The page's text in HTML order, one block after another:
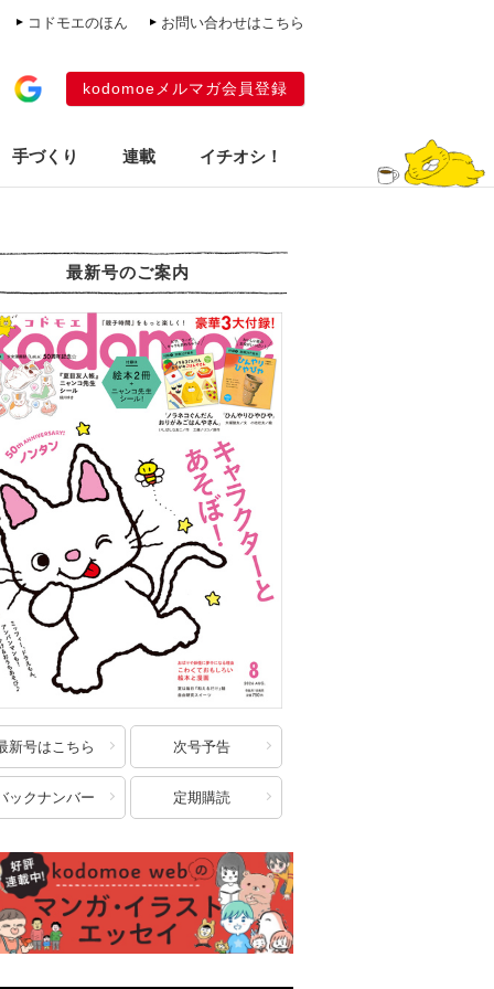
コドモエのほん お問い合わせはこちら
kodomoeメルマガ会員登録
手づくり 連載 イチオシ！
最新号のご案内
新号はこちら 次号予告
ックナンバー 定期購読